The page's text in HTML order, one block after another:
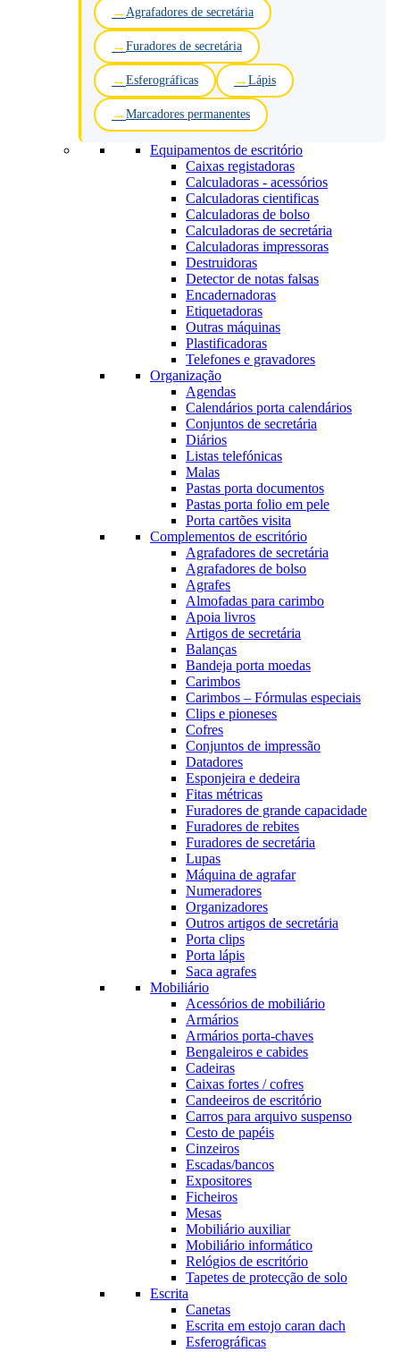
Agrafadores de secretária
Furadores de secretária
Esferográficas Lápis
Marcadores permanentes
Equipamentos de escritório
Caixas registadoras
Calculadoras - acessórios
Calculadoras cientificas
Calculadoras de bolso
Calculadoras de secretária
Calculadoras impressoras
Destruidoras
Detector de notas falsas
Encadernadoras
Etiquetadoras
Outras máquinas
Plastificadoras
Telefones e gravadores
Organização
Agendas
Calendários porta calendários
Conjuntos de secretária
Diários
Listas telefónicas
Malas
Pastas porta documentos
Pastas porta folio em pele
Porta cartões visita
Complementos de escritório
Agrafadores de secretária
Agrafadores de bolso
Agrafes
Almofadas para carimbo
Apoia livros
Artigos de secretária
Balanças
Bandeja porta moedas
Carimbos
Carimbos – Fórmulas especiais
Clips e pioneses
Cofres
Conjuntos de impressão
Datadores
Esponjeira e dedeira
Fitas métricas
Furadores de grande capacidade
Furadores de rebites
Furadores de secretária
Lupas
Máquina de agrafar
Numeradores
Organizadores
Outros artigos de secretária
Porta clips
Porta lápis
Saca agrafes
Mobiliário
Acessórios de mobiliário
Armários
Armários porta-chaves
Bengaleiros e cabides
Cadeiras
Caixas fortes / cofres
Candeeiros de escritório
Carros para arquivo suspenso
Cesto de papéis
Cinzeiros
Escadas/bancos
Expositores
Ficheiros
Mesas
Mobiliário auxiliar
Mobiliário informático
Relógios de escritório
Tapetes de protecção de solo
Escrita
Canetas
Escrita em estojo caran dach
Esferográficas